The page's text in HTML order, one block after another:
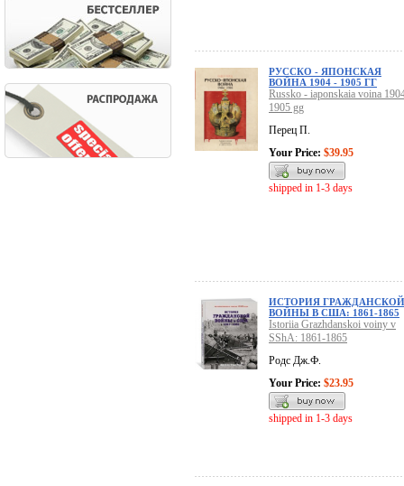
РУССКО - ЯПОНСКАЯ
ВОЙНА 1904 - 1905 ГГ
Russko - iaponskaia voina
1905 gg
Перец П.
Your Price: $39.95
shipped in 1-3 days
ИСТОРИЯ ГРАЖДАНСКОЙ
ВОЙНЫ В США: 1861-1865
Istoriia Grazhdanskoi voiny v
SShA: 1861-1865
Родс Дж.Ф.
Your Price: $23.95
shipped in 1-3 days